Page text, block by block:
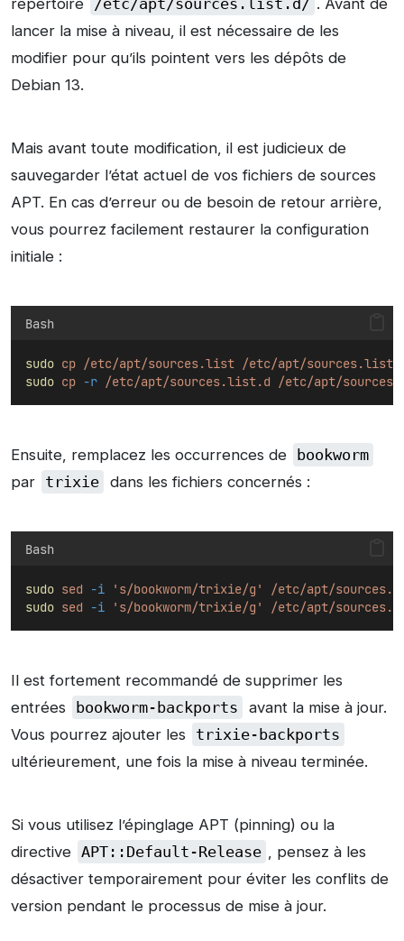
lancer la mise à niveau, il est nécessaire de les
modifier pour qu’ils pointent vers les dépôts de
Debian 13.
Mais avant toute modification, il est judicieux de
sauvegarder l’état actuel de vos fichiers de sources
APT. En cas d’erreur ou de besoin de retour arrière,
vous pourrez facilement restaurer la configuration
initiale :
Bash
sudo cp /etc/apt/sources.list /etc/apt/sources.list-
sudo cp -r /etc/apt/sources.list.d /etc/apt/
Ensuite, remplacez les occurrences de bookworm
par trixie dans les fichiers concernés :
Bash
sudo sed -i 's/bookworm/trixie/g'
/etc/apt/
sudo sed -i 's/bookworm/trixie/g' /etc/apt/
Il est fortement recommandé de supprimer les
entrées
bookworm-backports
avant la mise à jour.
Vous pourrez ajouter les
trixie-backports
ultérieurement, une fois la mise à niveau terminée.
Si vous utilisez l’épinglage APT (pinning) ou la
directive APT::Default-Release
, pensez à les
désactiver temporairement pour éviter les conflits de
version pendant le processus de mise à jour.